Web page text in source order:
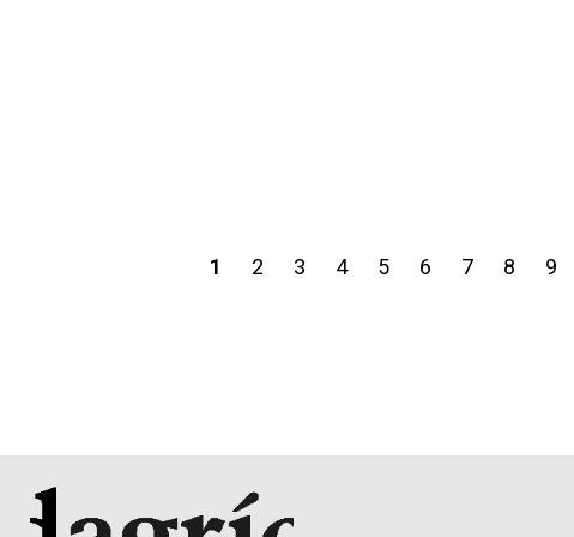
1 2 3 4 5 6 7 8 9